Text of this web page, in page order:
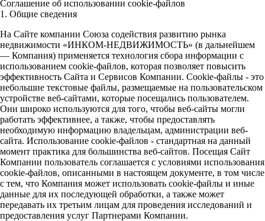
Соглашение об использовании cookie-файлов
1. Общие сведения
На Сайте компании Союза содействия развитию рынка
недвижимости «ИНКОМ-НЕДВИЖИМОСТЬ» (в дальнейшем
— Компания) применяется технология сбора информации с
использованием cookie-файлов, которая позволяет повысить
эффективность Сайта и Сервисов Компании. Сookie-файлы - это
небольшие текстовые файлы, размещаемые на пользовательском
устройстве веб-сайтами, которые посещались пользователем.
Они широко используются для того, чтобы веб-сайты могли
работать эффективнее, а также, чтобы предоставлять
необходимую информацию владельцам, администрации веб-
сайта. Использование cookie-файлов - стандартная на данный
момент практика для большинства веб-сайтов. Посещая Сайт
Компании пользователь соглашается с условиями использования
cookie-файлов, описанными в настоящем документе, в том числе
с тем, что Компания может использовать cookie-файлы и иные
данные для их последующей обработки, а также может
передавать их третьим лицам для проведения исследований и
предоставления услуг Партнерами Компании.